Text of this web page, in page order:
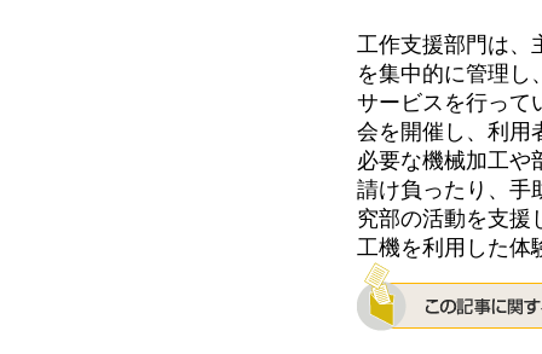
工作支援部門は、
を集中的に管理し
サービスを行って
会を開催し、利用
必要な機械加工や
請け負ったり、手
究部の活動を支援
工機を利用した体